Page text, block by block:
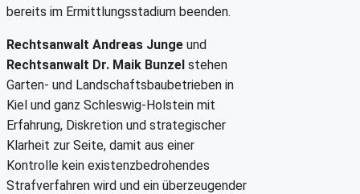
bereits im Ermittlungsstadium beenden.
Rechtsanwalt Andreas Junge und
Rechtsanwalt Dr. Maik Bunzel stehen
Garten- und Landschaftsbaubetrieben in
Kiel und ganz Schleswig-Holstein mit
Erfahrung, Diskretion und strategischer
Klarheit zur Seite, damit aus einer
Kontrolle kein existenzbedrohendes
Strafverfahren wird und ein überzeugender